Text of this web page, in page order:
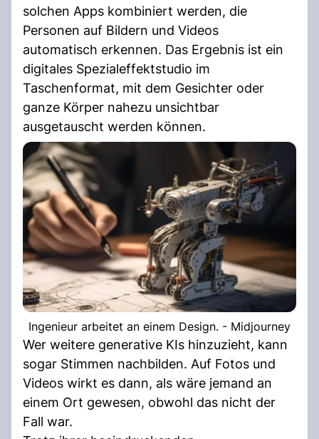
solchen Apps kombiniert werden, die
Personen auf Bildern und Videos
automatisch erkennen. Das Ergebnis ist ein
digitales Spezialeffektstudio im
Taschenformat, mit dem Gesichter oder
ganze Körper nahezu unsichtbar
ausgetauscht werden können.
Ingenieur arbeitet an einem Design. - Midjourney
Wer weitere generative KIs hinzuzieht, kann
sogar Stimmen nachbilden. Auf Fotos und
Videos wirkt es dann, als wäre jemand an
einem Ort gewesen, obwohl das nicht der
Fall war.